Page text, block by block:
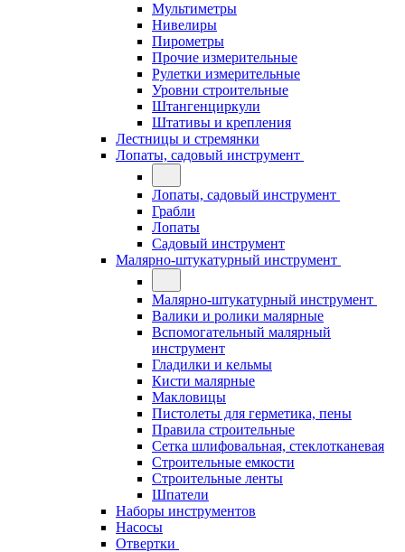
Мультиметры
Нивелиры
Пирометры
Прочие измерительные
Рулетки измерительные
Уровни строительные
Штангенциркули
Штативы и крепления
Лестницы и стремянки
Лопаты, садовый инструмент
Лопаты, садовый инструмент
Грабли
Лопаты
Садовый инструмент
Малярно-штукатурный инструмент
Малярно-штукатурный инструмент
Валики и ролики малярные
Вспомогательный малярный
инструмент
Гладилки и кельмы
Кисти малярные
Макловицы
Пистолеты для герметика, пены
Правила строительные
Сетка шлифовальная, стеклотканевая
Строительные емкости
Строительные ленты
Шпатели
Наборы инструментов
Насосы
Отвертки